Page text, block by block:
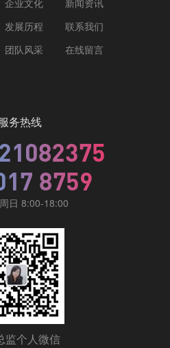
企业文化
发展历程
团队风采
新闻资讯
联系我们
在线留言
务热线
日 8:00-18:00
监个人微信